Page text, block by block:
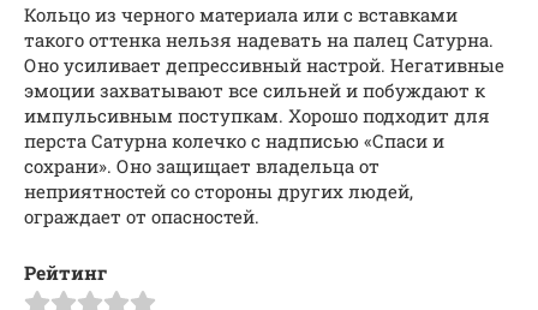
Кольцо из черного материала или с вставками
такого оттенка нельзя надевать на палец Сатурна.
Оно усиливает депрессивный настрой. Негативные
эмоции захватывают все сильней и побуждают к
импульсивным поступкам. Хорошо подходит для
перста Сатурна колечко с надписью «Спаси и
сохрани». Оно защищает владельца от
неприятностей со стороны других людей,
ограждает от опасностей.
Рейтинг